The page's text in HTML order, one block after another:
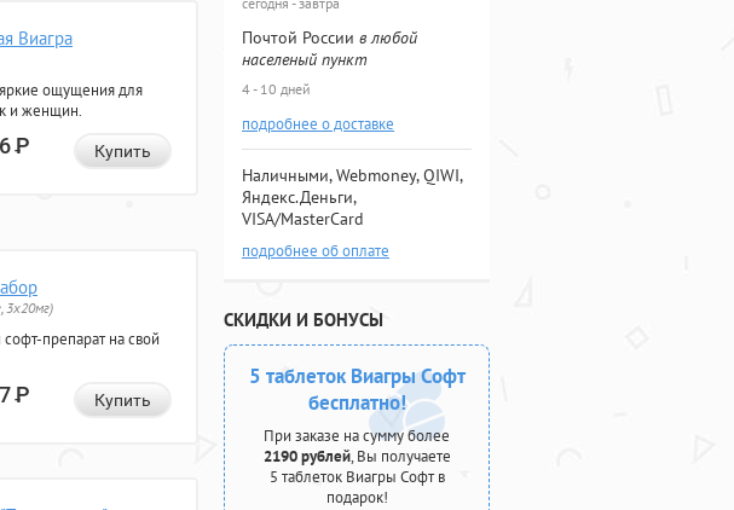
Виагра
ощущения для
и женщин.
Р Купить
3x20мг)
препарат на свой
Р Купить
Почтой России в любой
населеный пункт
4 - 10 дней
подробнее о доставке
Наличными, Webmoney, QIWI,
Яндекс.Деньги,
VISA/MasterCard
подробнее об оплате
СКИДКИ И БОНУСЫ
5 таблеток Виагры Софт
бесплатно!
При заказе на сумму более
2190 рублей, Вы получаете
5 таблеток Виагры Софт в
подарок!